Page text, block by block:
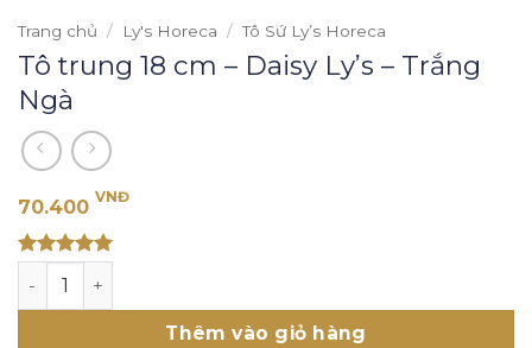
Trang chủ / Ly's Horeca / Tô Sứ Ly’s Horeca
Tô trung 18 cm – Daisy Ly’s – Trắng
Ngà
70.400 VNĐ
out of 5
Tô trung 18 cm - Daisy Ly's - Trắng Ngà số lượng
Thêm vào giỏ hàng